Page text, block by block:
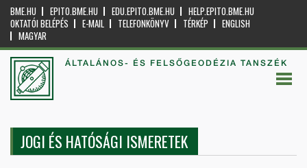
BME.HU EPITO.BME.HU EDU.EPITO.BME.HU
HELP.EPITO.BME.HU
OKTATÓI BELÉPÉS
E-MAIL TELEFONKÖNYV TÉRKÉP
ENGLISH
MAGYAR
ÁLTALÁNOS- ÉS FELSŐGEODÉZIA TANSZÉK
JOGI ÉS HATÓSÁGI ISMERETEK